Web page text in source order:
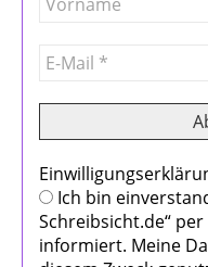
Ich bin
Schreibsicht.de“
informiert. Meine